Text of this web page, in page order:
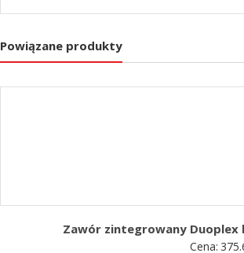
Powiązane produkty
Zawór zintegrowany Duoplex
Cena: